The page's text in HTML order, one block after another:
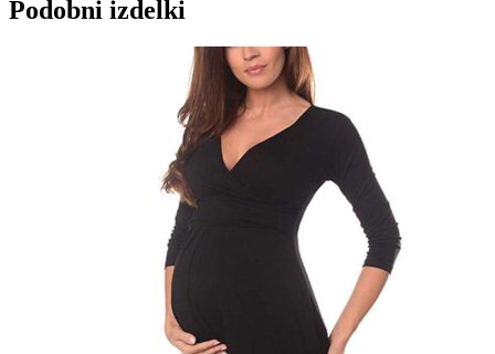
Podobni izdelki